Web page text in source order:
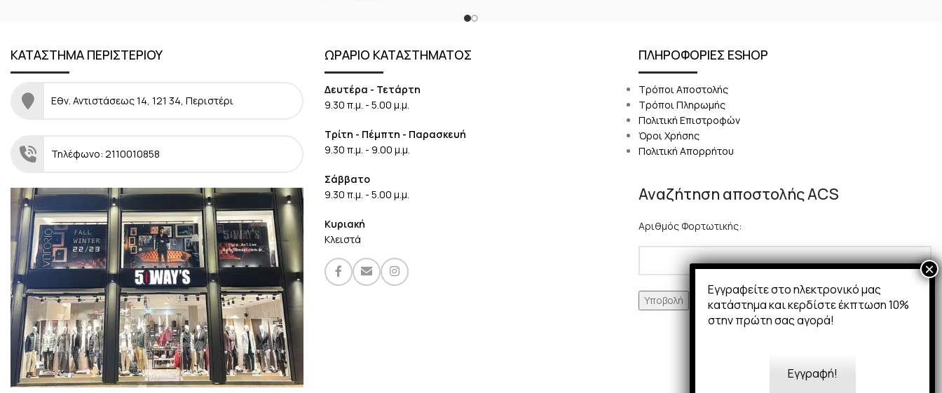
ΚΑΤΑΣΤΗΜΑ ΠΕΡΙΣΤΕΡΙΟΥ
Εθν. Αντιστάσεως 14, 121 34, Περιστέρι
Τηλέφωνο: 2110010858
ΩΡΑΡΙΟ ΚΑΤΑΣΤΗΜΑΤΟΣ
Δευτέρα - Τετάρτη
9.30 π.μ. - 5.00 μ.μ.
Τρίτη - Πέμπτη - Παρασκευή
9.30 π.μ. - 9.00 μ.μ.
Σάββατο
9.30 π.μ. - 5.00 μ.μ.
Κυριακή
Κλειστά
ΠΛΗΡΟΦΟΡΙΕΣ ESHOP
Τρόποι Αποστολής
Τρόποι Πληρωμής
Πολιτική Επιστροφών
Όροι Χρήσης
Πολιτική Απορρήτου
Αναζήτηση αποστολής ACS
Αριθμός Φορτωτικής:
Εγγραφείτε στο ηλεκτρονικό μας
κατάστημα και κερδίστε έκπτωση 10%
στην πρώτη σας αγορά!
Εγγραφή!